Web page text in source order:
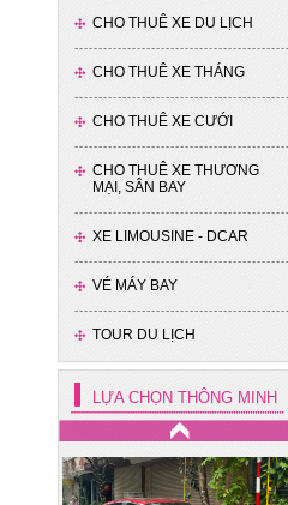
CHO THUÊ XE DU LỊCH
CHO THUÊ XE THÁNG
CHO THUÊ XE CƯỚI
CHO THUÊ XE THƯƠNG
MẠI, SÂN BAY
XE LIMOUSINE - DCAR
VÉ MÁY BAY
TOUR DU LỊCH
LỰA CHỌN THÔNG MINH
Xe 35 chỗ - Thaco